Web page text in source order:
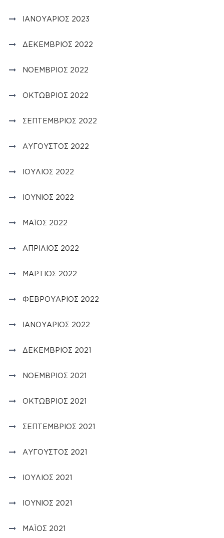
ΙΑΝΟΥΆΡΙΟΣ 2023
ΔΕΚΈΜΒΡΙΟΣ 2022
ΝΟΈΜΒΡΙΟΣ 2022
ΟΚΤΏΒΡΙΟΣ 2022
ΣΕΠΤΈΜΒΡΙΟΣ 2022
ΑΎΓΟΥΣΤΟΣ 2022
ΙΟΎΛΙΟΣ 2022
ΙΟΎΝΙΟΣ 2022
ΜΆΙΟΣ 2022
ΑΠΡΊΛΙΟΣ 2022
ΜΆΡΤΙΟΣ 2022
ΦΕΒΡΟΥΆΡΙΟΣ 2022
ΙΑΝΟΥΆΡΙΟΣ 2022
ΔΕΚΈΜΒΡΙΟΣ 2021
ΝΟΈΜΒΡΙΟΣ 2021
ΟΚΤΏΒΡΙΟΣ 2021
ΣΕΠΤΈΜΒΡΙΟΣ 2021
ΑΎΓΟΥΣΤΟΣ 2021
ΙΟΎΛΙΟΣ 2021
ΙΟΎΝΙΟΣ 2021
ΜΆΙΟΣ 2021